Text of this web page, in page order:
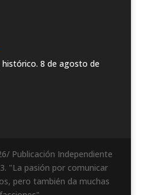
histórico. 8 de agosto de
Publicación Independiente
"La pasión por comunicar
pero también da muchas